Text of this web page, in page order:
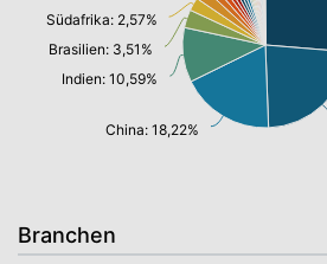
China: 18,22%
Indien: 10,59%
Brasilien: 3,51%
Südafrika: 2,57%
Branchen